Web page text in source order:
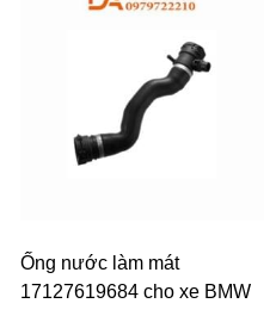
Ống nước làm mát
17127619684 cho xe BMW